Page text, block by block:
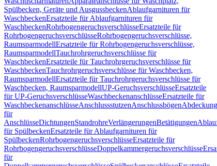
Spülbecken, Geräte und AusgussbeckenAblaufgarnituren für
WaschbeckenErsatzteile für Ablaufgarnituren für
WaschbeckenRohrbogengeruchsverschlüsseErsatzteile für
RohrbogengeruchsverschlüsseRohrbogengeruchsverschlüsse,
RaumsparmodellErsatzteile für Rohrbogengeruchsverschlüsse,
RaumsparmodellTauchrohrgeruchsverschlüsse für
WaschbeckenErsatzteile für Tauchrohrgeruchsverschlüsse für
WaschbeckenTauchrohrgeruchsverschlüsse für Waschbecken,
RaumsparmodellErsatzteile für Tauchrohrgeruchsverschlüsse für
Waschbecken, RaumsparmodellUP-GeruchsverschlüsseErsatzteile
für UP-GeruchsverschlüsseWaschbeckenanschlüsseErsatzteile für
WaschbeckenanschlüsseAnschlussstutzenAnschlussbögen
für
AnschlüsseDichtungenStandrohreVerlängerungenBetätigungen
für SpülbeckenErsatzteile für Ablaufgarnituren für
SpülbeckenRohrbogengeruchsverschlüsseErsatzteile für
RohrbogengeruchsverschlüsseDoppelkammergeruchsverschlüsse
für